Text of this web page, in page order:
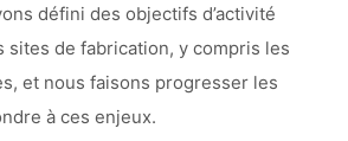
défini des objectifs d’activité
sites de fabrication, y compris les
et nous faisons progresser les
à ces enjeux.